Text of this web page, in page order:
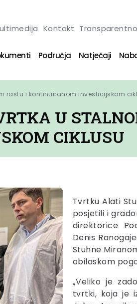
Kontakt
Područja Natječaji
rastu i kontinuiranom investicijskom
U
CIKLUSU
Tvrtku Alati
posjetili i
direktorice
Denis
Stuhne
obilaskom
„Veliko je
tvrtki, koja je